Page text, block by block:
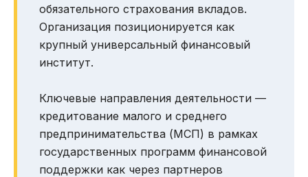
обязательного страхования вкладов.
Организация позиционируется как
крупный универсальный финансовый
институт.
Ключевые направления деятельности —
кредитование малого и среднего
предпринимательства (МСП) в рамках
государственных программ финансовой
поддержки как через партнеров